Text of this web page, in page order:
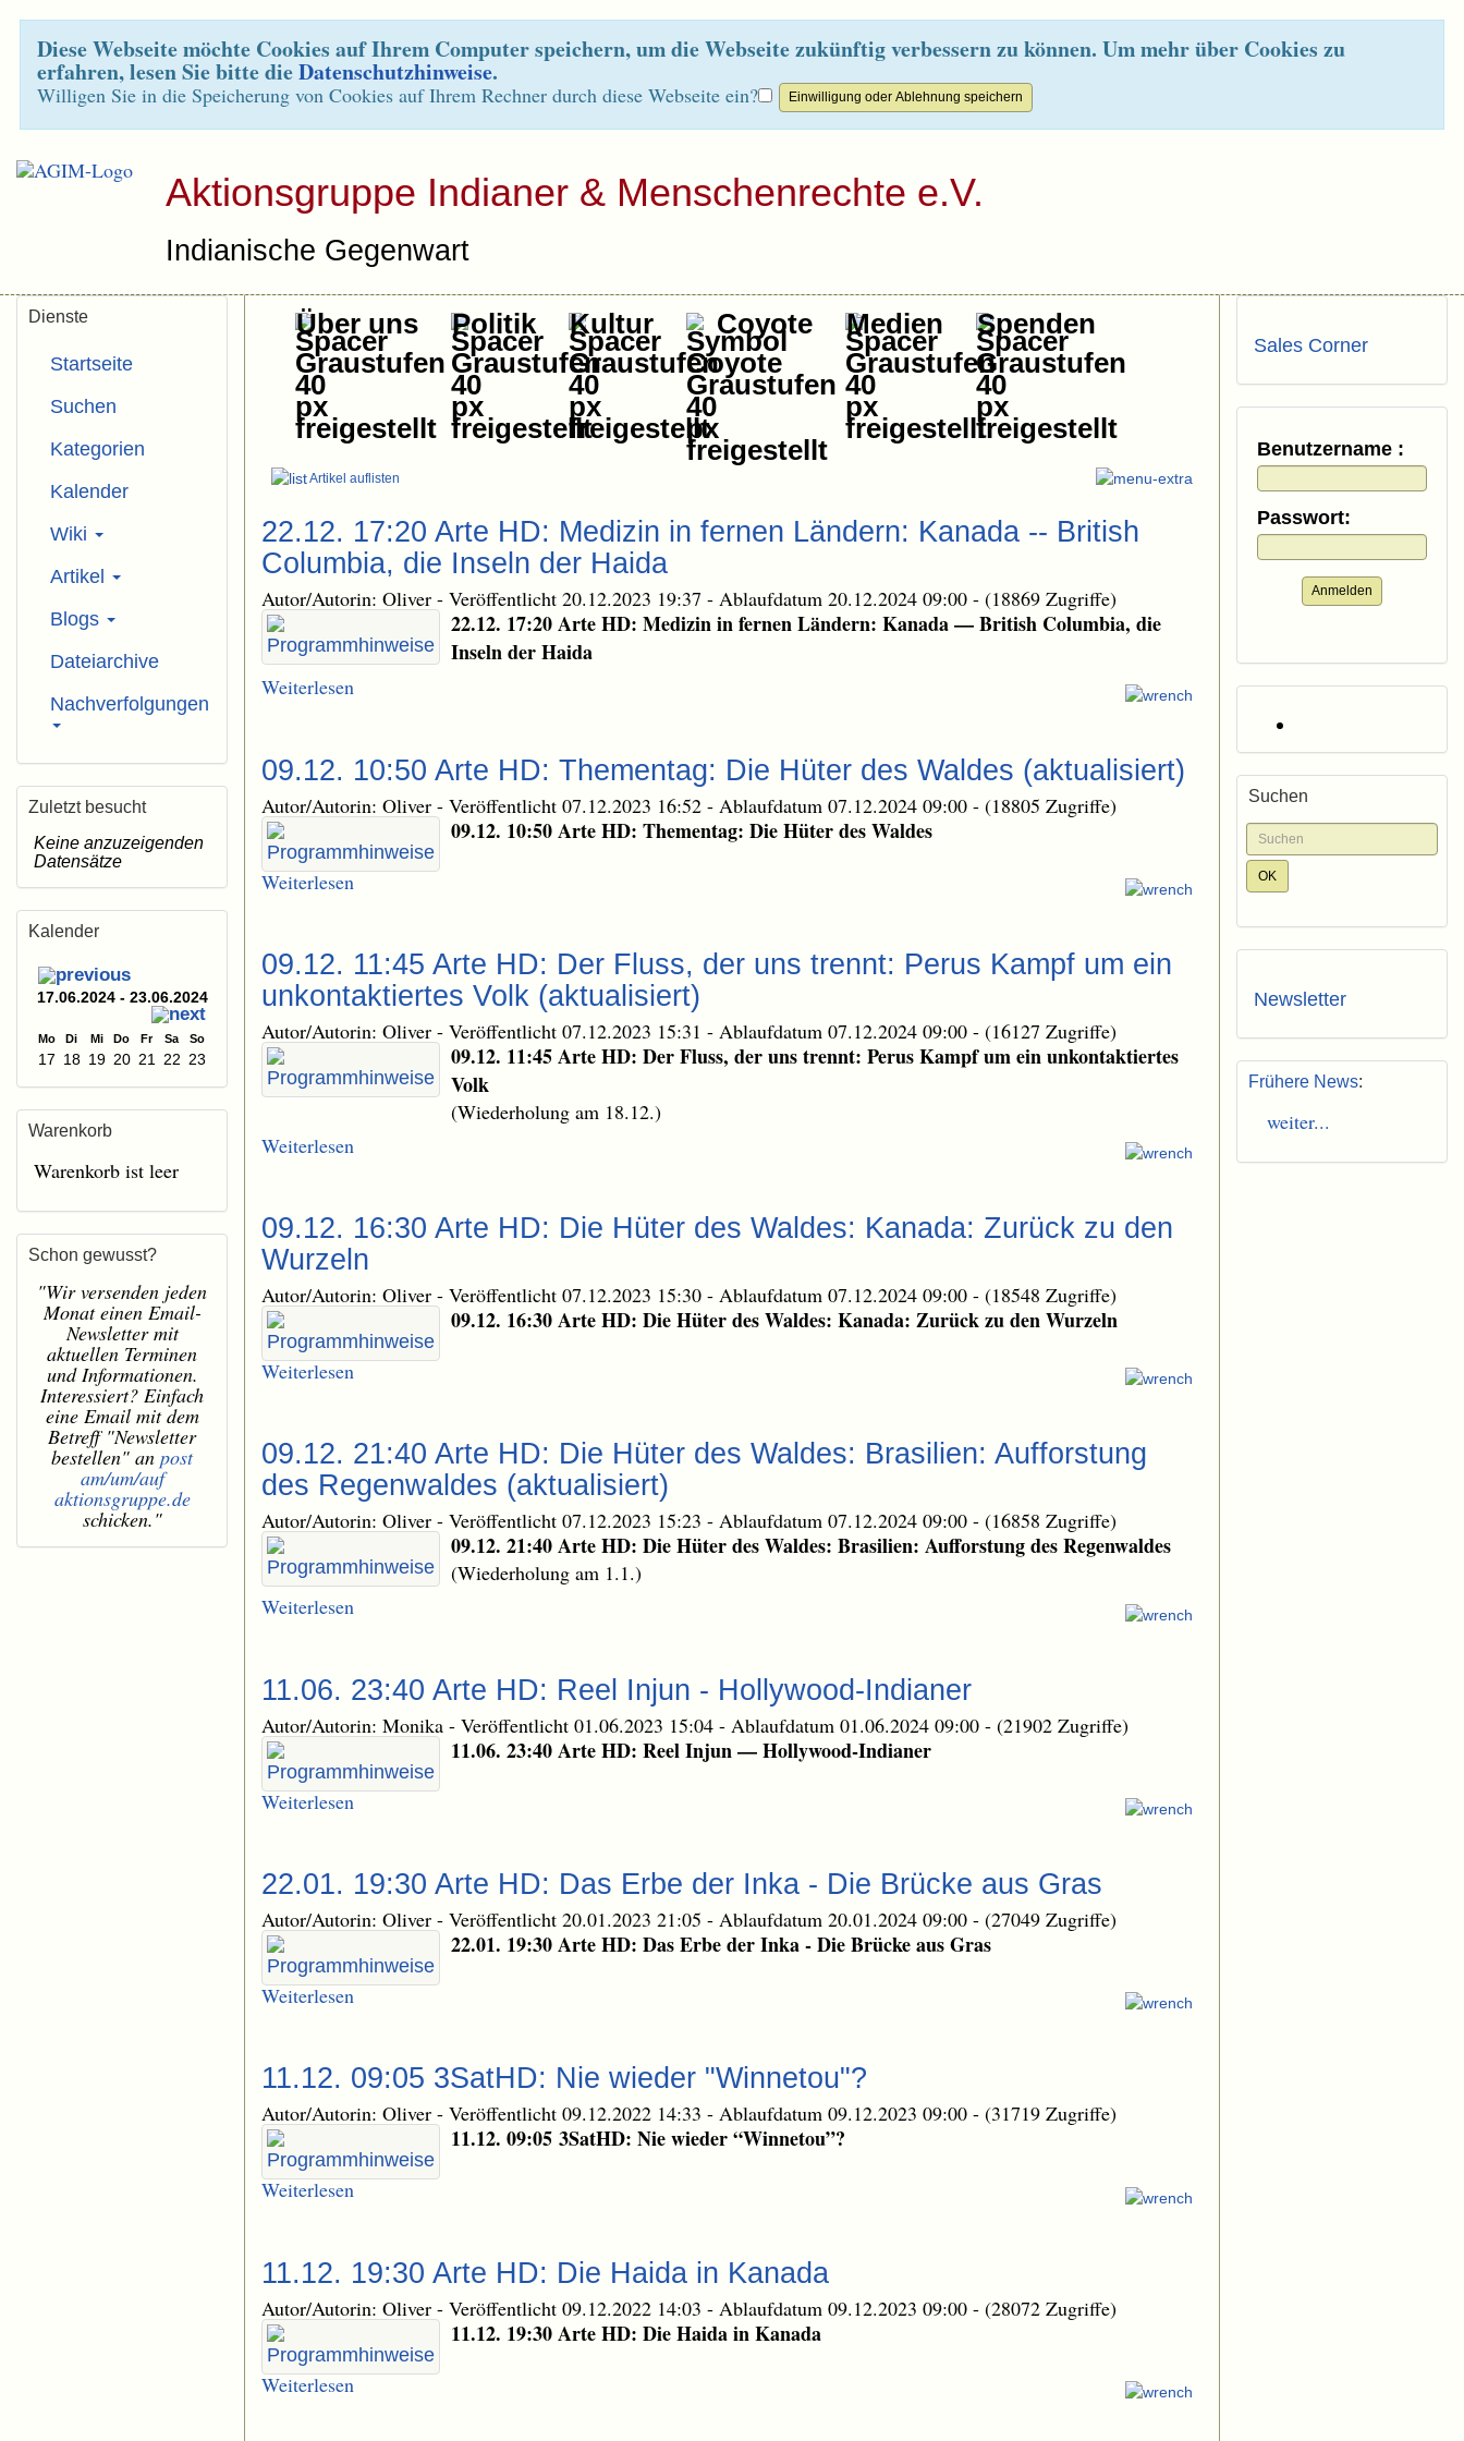
Diese Webseite möchte Cookies auf Ihrem Computer speichern, um die Webseite zukünftig verbessern zu können. Um mehr über Cookies zu
erfahren, lesen Sie bitte dieDatenschutzhinweise.
Willigen Sie in die Speicherung von Cookies auf Ihrem Rechner durch diese Webseite ein?
Aktionsgruppe Indianer & Menschenrechte e.V.
Indianische Gegenwart
Über uns Politik Kultur Coyote Medien Spenden
Artikel auflisten
22.12. 17:20 Arte HD: Medizin in fernen Ländern: Kanada -- British
Columbia, die Inseln der Haida
Autor/Autorin: Oliver - Veröffentlicht 20.12.2023 19:37 - Ablaufdatum 20.12.2024 09:00 - (18869 Zugriffe)
22.12. 17:20 Arte HD: Medizin in fernen Ländern: Kanada — British Columbia, die
Inseln der Haida
Weiterlesen
09.12. 10:50 Arte HD: Thementag: Die Hüter des Waldes (aktualisiert)
Autor/Autorin: Oliver - Veröffentlicht 07.12.2023 16:52 - Ablaufdatum 07.12.2024 09:00 - (18805 Zugriffe)
09.12. 10:50 Arte HD: Thementag: Die Hüter des Waldes
Weiterlesen
09.12. 11:45 Arte HD: Der Fluss, der uns trennt: Perus Kampf um ein
unkontaktiertes Volk (aktualisiert)
Autor/Autorin: Oliver - Veröffentlicht 07.12.2023 15:31 - Ablaufdatum 07.12.2024 09:00 - (16127 Zugriffe)
09.12. 11:45 Arte HD: Der Fluss, der uns trennt: Perus Kampf um ein unkontaktiertes
Volk
(Wiederholung am 18.12.)
Weiterlesen
09.12. 16:30 Arte HD: Die Hüter des Waldes: Kanada: Zurück zu den
Wurzeln
Autor/Autorin: Oliver - Veröffentlicht 07.12.2023 15:30 - Ablaufdatum 07.12.2024 09:00 - (18548 Zugriffe)
09.12. 16:30 Arte HD: Die Hüter des Waldes: Kanada: Zurück zu den Wurzeln
Weiterlesen
09.12. 21:40 Arte HD: Die Hüter des Waldes: Brasilien: Aufforstung
des Regenwaldes (aktualisiert)
Autor/Autorin: Oliver - Veröffentlicht 07.12.2023 15:23 - Ablaufdatum 07.12.2024 09:00 - (16858 Zugriffe)
09.12. 21:40 Arte HD: Die Hüter des Waldes: Brasilien: Aufforstung des Regenwaldes
(Wiederholung am 1.1.)
Weiterlesen
11.06. 23:40 Arte HD: Reel Injun - Hollywood-Indianer
Autor/Autorin: Monika - Veröffentlicht 01.06.2023 15:04 - Ablaufdatum 01.06.2024 09:00 - (21902 Zugriffe)
11.06. 23:40 Arte HD: Reel Injun — Hollywood-Indianer
Weiterlesen
22.01. 19:30 Arte HD: Das Erbe der Inka - Die Brücke aus Gras
Autor/Autorin: Oliver - Veröffentlicht 20.01.2023 21:05 - Ablaufdatum 20.01.2024 09:00 - (27049 Zugriffe)
22.01. 19:30 Arte HD: Das Erbe der Inka - Die Brücke aus Gras
Weiterlesen
11.12. 09:05 3SatHD: Nie wieder "Winnetou"?
Autor/Autorin: Oliver - Veröffentlicht 09.12.2022 14:33 - Ablaufdatum 09.12.2023 09:00 - (31719 Zugriffe)
11.12. 09:05 3SatHD: Nie wieder “Winnetou”?
Weiterlesen
11.12. 19:30 Arte HD: Die Haida in Kanada
Autor/Autorin: Oliver - Veröffentlicht 09.12.2022 14:03 - Ablaufdatum 09.12.2023 09:00 - (28072 Zugriffe)
11.12. 19:30 Arte HD: Die Haida in Kanada
Weiterlesen
Dienste
Startseite
Suchen
Kategorien
Kalender
Wiki
Artikel
Blogs
Dateiarchive
Nachverfolgungen
Zuletzt besucht
Keine anzuzeigenden
Datensätze
Kalender
17.06.2024 - 23.06.2024
Mo Di Mi Do Fr Sa So
17 18 19 20 21 22 23
Warenkorb
Warenkorb ist leer
Schon gewusst?
"Wir versenden jeden
Monat einen Email-
Newsletter mit
aktuellen Terminen
und Informationen.
Interessiert? Einfach
eine Email mit dem
Betreff "Newsletter
bestellen" an post
am/um/auf
aktionsgruppe.de
schicken."
Sales Corner
Benutzername :
Passwort:
Anmelden
Suchen
Newsletter
Frühere News:
weiter...